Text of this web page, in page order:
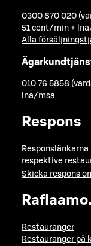
0300 870 020
51 cent/min +
Alla
010 76 5858
lna/msa
Respons
respektive
Skicka respons
Restauranger
Restauranger på